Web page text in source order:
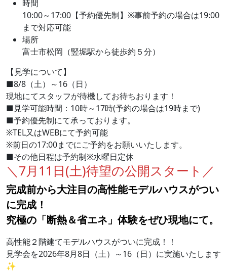
時間
10:00～17:00【予約優先制】※事前予約の場合は19:00
まで対応可能
場所
富士市松岡（竪堀駅から徒歩約５分）
【見学について】
■8/8（土）～16（日）
現地にてスタッフが待機してお待ちおります！
■見学可能時間：10時～17時(予約の場合は19時まで)
■予約優先制にて承っております。
※TEL又はWEBにて予約可能
※前日の17:00までにご予約をお願いいたします。
■その他日程は予約制※水曜日定休
＼7月11日(土)待望の公開スタート／
完成前から大注目の高性能モデルハウスがつい
に完成！
究極の「断熱＆省エネ」体験をぜひ現地にて。
高性能２階建てモデルハウスがついに完成！！
見学会を2026年8月8日（土）～16（日）に実施いたします
✨